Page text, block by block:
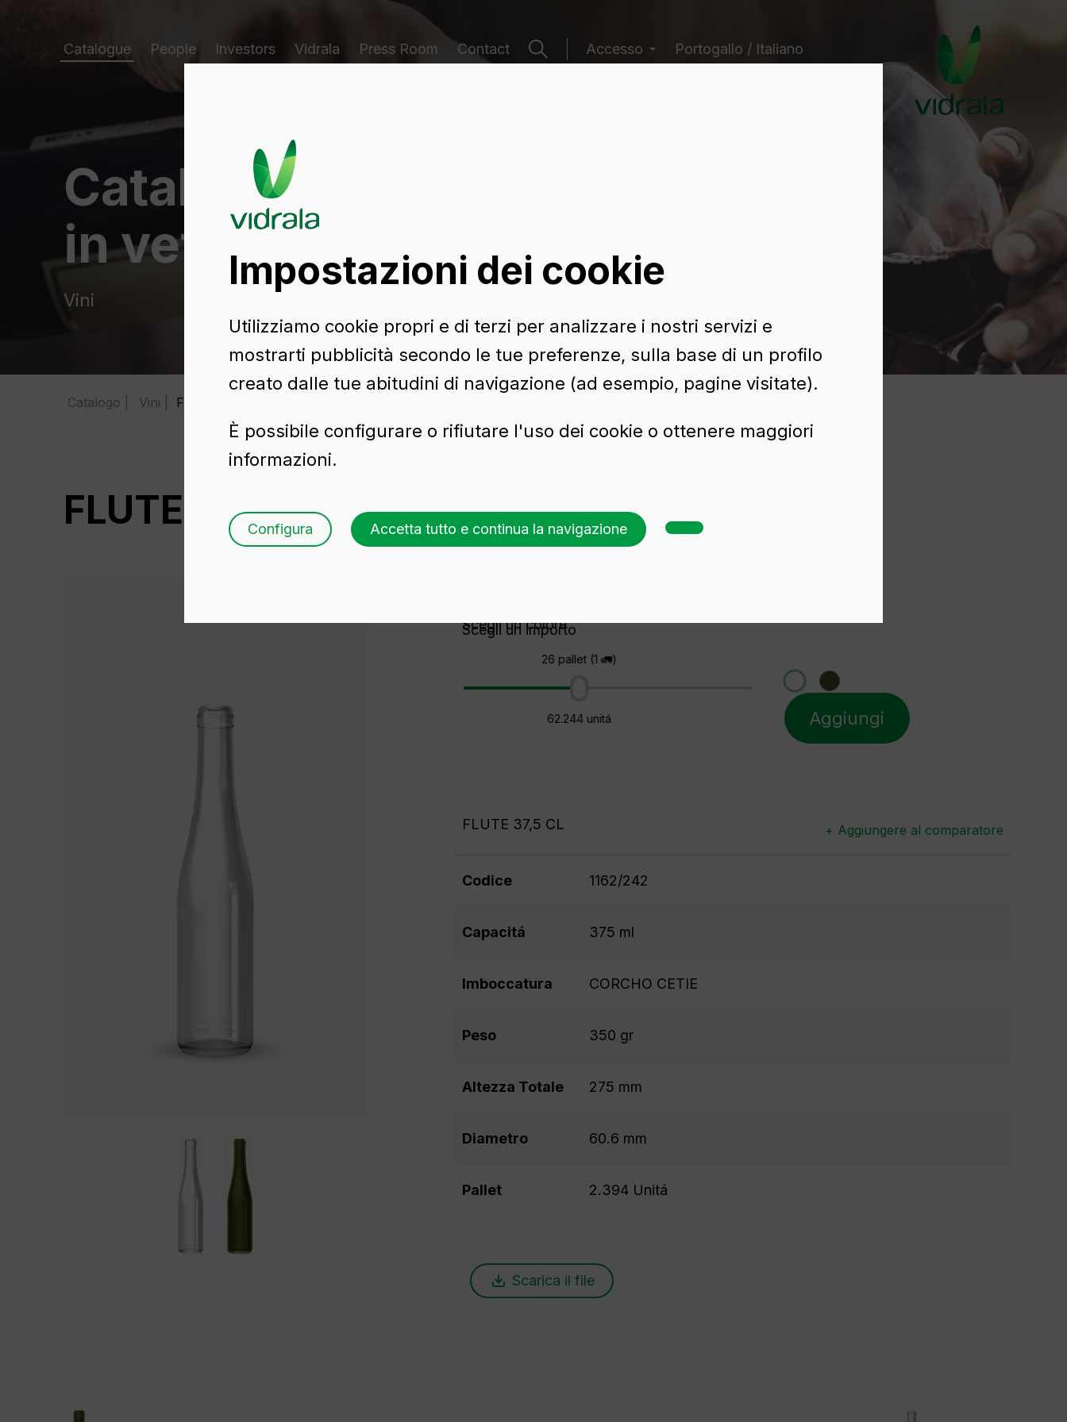
Catalogue People Investors Vidrala Press Room Contact Accesso Portogallo / Italiano
Catalogo di contenitori
in vetro
Vini
Catalogo Vini FLUTE 37,5 CL
FLUTE 37,5 CL
Scegli un importo
26 pallet (1 🚛)
62.244 unitá
Scegli un colore
Aggiungi
FLUTE 37,5 CL + Aggiungere al comparatore
Codice 1162/242
Capacitá 375 ml
Imboccatura CORCHO CETIE
Peso 350 gr
Altezza Totale 275 mm
Diametro 60.6 mm
Pallet 2.394 Unitá
Scarica il file
Impostazioni dei cookie
Utilizziamo cookie propri e di terzi per analizzare i nostri servizi e
mostrarti pubblicità secondo le tue preferenze, sulla base di un profilo
creato dalle tue abitudini di navigazione (ad esempio, pagine visitate).
È possibile configurare o rifiutare l'uso dei cookie o ottenere maggiori
informazioni.
Configura Accetta tutto e continua la navigazione